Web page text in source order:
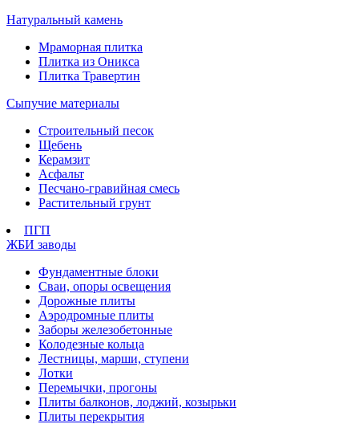
Натуральный камень
Мраморная плитка
Плитка из Оникса
Плитка Травертин
Сыпучие материалы
Строительный песок
Щебень
Керамзит
Асфальт
Песчано-гравийная смесь
Растительный грунт
ПГП
ЖБИ заводы
Фундаментные блоки
Сваи, опоры освещения
Дорожные плиты
Аэродромные плиты
Заборы железобетонные
Колодезные кольца
Лестницы, марши, ступени
Лотки
Перемычки, прогоны
Плиты балконов, лоджий, козырьки
Плиты перекрытия